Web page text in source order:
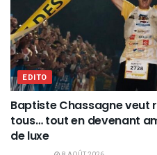
EDITO
Baptiste Chassagne veut
tous… tout en devenant
de luxe